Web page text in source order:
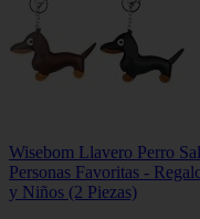
Wisebom Llavero Perro
Personas Favoritas -
y Niños (2 Piezas)